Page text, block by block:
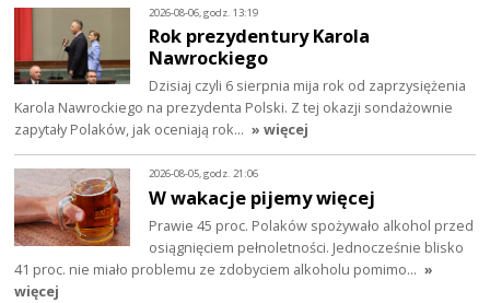
2026-08-06, godz. 13:19
Rok prezydentury Karola
Nawrockiego
Dzisiaj czyli 6 sierpnia mija rok od zaprzysiężenia
Karola Nawrockiego na prezydenta Polski. Z tej okazji sondażownie
zapytały Polaków, jak oceniają rok… » więcej
2026-08-05, godz. 21:06
W wakacje pijemy więcej
Prawie 45 proc. Polaków spożywało alkohol przed
osiągnięciem pełnoletności. Jednocześnie blisko
41 proc. nie miało problemu ze zdobyciem alkoholu pomimo… »
więcej